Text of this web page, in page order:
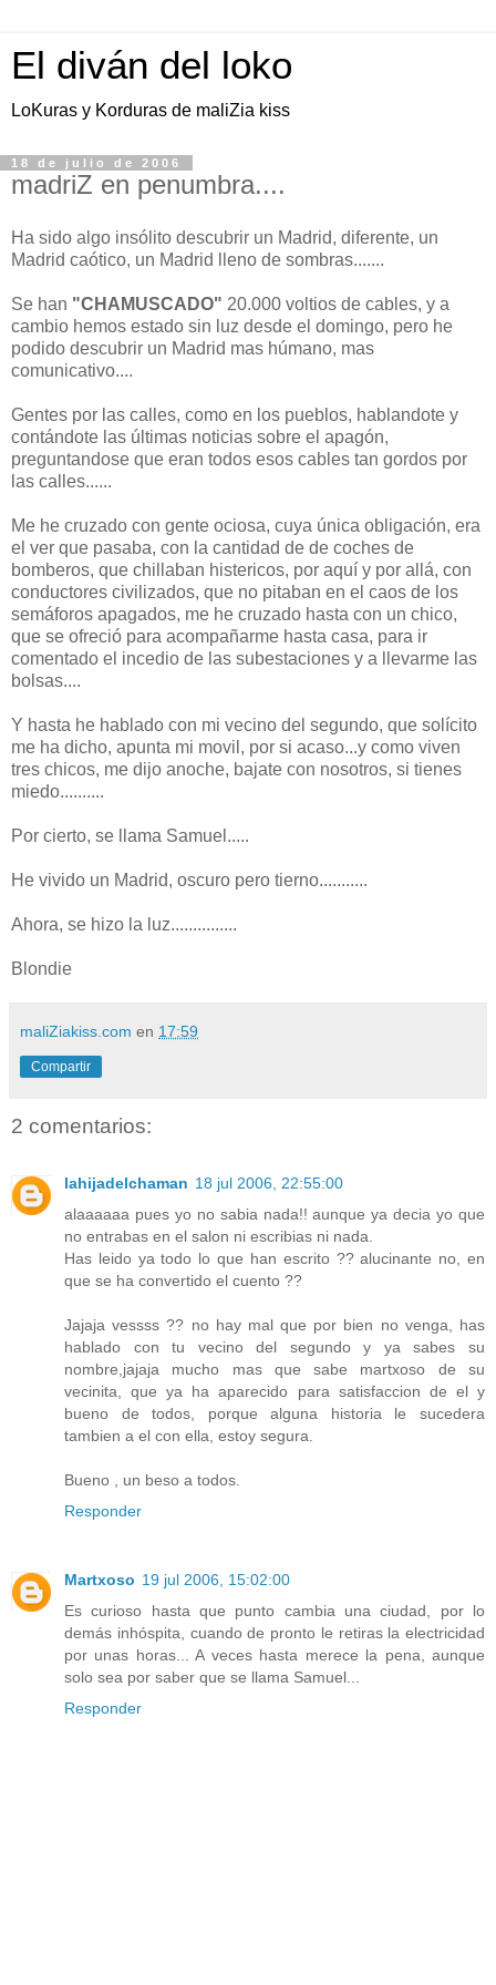
El diván del loko
LoKuras y Korduras de maliZia kiss
18 de julio de 2006
madriZ en penumbra....
Ha sido algo insólito descubrir un Madrid, diferente, un
Madrid caótico, un Madrid lleno de sombras.......
Se han "CHAMUSCADO" 20.000 voltios de cables, y a
cambio hemos estado sin luz desde el domingo, pero he
podido descubrir un Madrid mas húmano, mas
comunicativo....
Gentes por las calles, como en los pueblos, hablandote y
contándote las últimas noticias sobre el apagón,
preguntandose que eran todos esos cables tan gordos por
las calles......
Me he cruzado con gente ociosa, cuya única obligación, era
el ver que pasaba, con la cantidad de de coches de
bomberos, que chillaban histericos, por aquí y por allá, con
conductores civilizados, que no pitaban en el caos de los
semáforos apagados, me he cruzado hasta con un chico,
que se ofreció para acompañarme hasta casa, para ir
comentado el incedio de las subestaciones y a llevarme las
bolsas....
Y hasta he hablado con mi vecino del segundo, que solícito
me ha dicho, apunta mi movil, por si acaso...y como viven
tres chicos, me dijo anoche, bajate con nosotros, si tienes
miedo..........
Por cierto, se llama Samuel.....
He vivido un Madrid, oscuro pero tierno...........
Ahora, se hizo la luz...............
Blondie
maliZiakiss.com en 17:59
Compartir
2 comentarios:
lahijadelchaman 18 jul 2006, 22:55:00
alaaaaaa pues yo no sabia nada!! aunque ya decia yo que
no entrabas en el salon ni escribias ni nada.
Has leido ya todo lo que han escrito ?? alucinante no, en
que se ha convertido el cuento ??
Jajaja vessss ?? no hay mal que por bien no venga, has
hablado con tu vecino del segundo y ya sabes su
nombre,jajaja mucho mas que sabe martxoso de su
vecinita, que ya ha aparecido para satisfaccion de el y
bueno de todos, porque alguna historia le sucedera
tambien a el con ella, estoy segura.
Bueno , un beso a todos.
Responder
Martxoso 19 jul 2006, 15:02:00
Es curioso hasta que punto cambia una ciudad, por lo
demás inhóspita, cuando de pronto le retiras la electricidad
por unas horas... A veces hasta merece la pena, aunque
solo sea por saber que se llama Samuel...
Responder